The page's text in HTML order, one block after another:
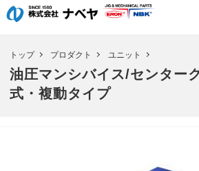
トップ プロダクト ユニット
油圧マンシバイス/センター
式・複動タイプ